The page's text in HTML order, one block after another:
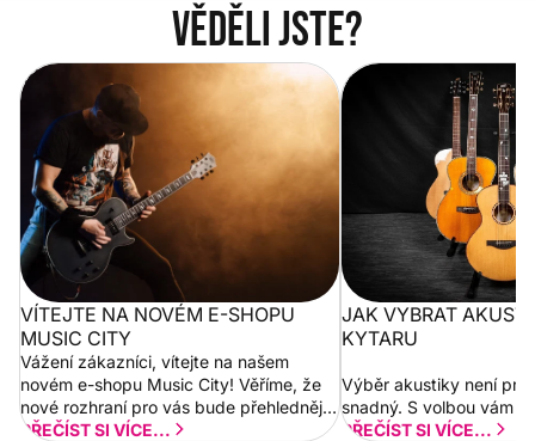
Věděli jste?
Vítejte na novém e-shopu Music
City
VÍTEJTE NA NOVÉM E-SHOPU
MUSIC CITY
Vážení zákazníci, vítejte na našem
novém e-shopu Music City! Věříme, že
nové rozhraní pro vás bude přehlednější
a rychlejší. Postupně budeme přidávat
PŘEČÍST SI VÍCE...
Jak vybrat
JAK VYBRAT
KYTARU
Výběr akustiky není pro
snadný. S volbou vám
PŘEČÍST SI VÍCE...